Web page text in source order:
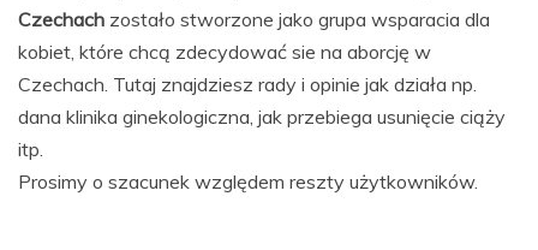
Czechach zostało stworzone jako grupa wsparacia dla
kobiet, które chcą zdecydować sie na aborcję w
Czechach. Tutaj znajdziesz rady i opinie jak działa np.
dana klinika ginekologiczna, jak przebiega usunięcie ciąży
itp.
Prosimy o szacunek względem reszty użytkowników.